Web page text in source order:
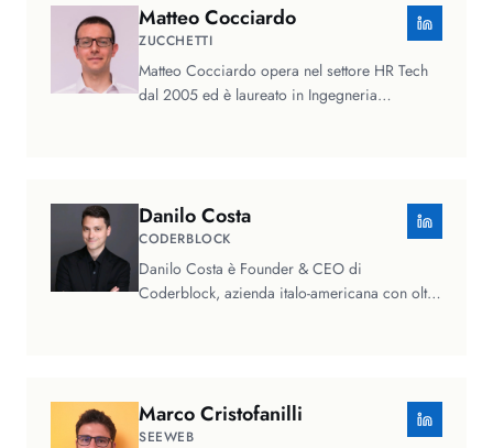
MatteoCocciardo
ZUCCHETTI
Matteo Cocciardo opera nel settore HR Tech
dal 2005 ed è laureato in Ingegneria
DaniloCosta
CODERBLOCK
Danilo Costa è Founder & CEO di
Coderblock, azienda italo-americana con oltre
MarcoCristofanilli
SEEWEB